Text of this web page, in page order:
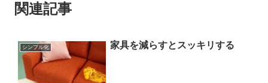
関連記事
シンプル化 家具を減らすとスッキリする